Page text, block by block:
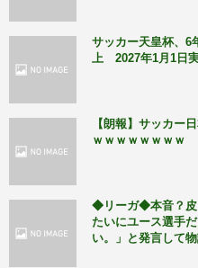
サッカー天皇杯、6
上 2027年1月1日
【朗報】サッカー
ｗｗｗｗｗｗｗｗ
◆リーガ◆本音？皮
たいにユース選手
い。」と発言して